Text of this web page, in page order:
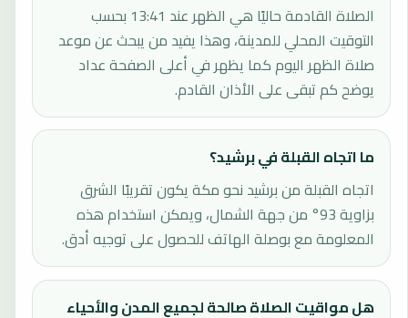
الصلاة القادمة حاليًا هي الظهر عند 13:41 بحسب
التوقيت المحلي للمدينة، وهذا يفيد من يبحث عن موعد
صلاة الظهر اليوم كما يظهر في أعلى الصفحة عداد
يوضح كم تبقى على الأذان القادم.
ما اتجاه القبلة في برشيد؟
اتجاه القبلة من برشيد نحو مكة يكون تقريبًا الشرق
بزاوية 93° من جهة الشمال، ويمكن استخدام هذه
المعلومة مع بوصلة الهاتف للحصول على توجيه أدق.
هل مواقيت الصلاة صالحة لجميع المدن والأحياء